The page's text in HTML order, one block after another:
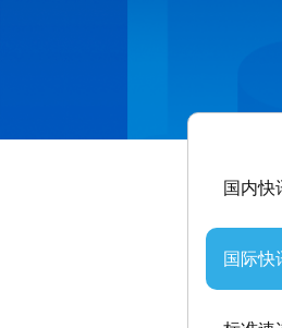
国内快
国际快